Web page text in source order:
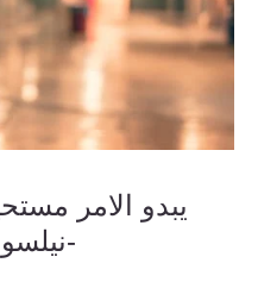
يبدو الامر
-